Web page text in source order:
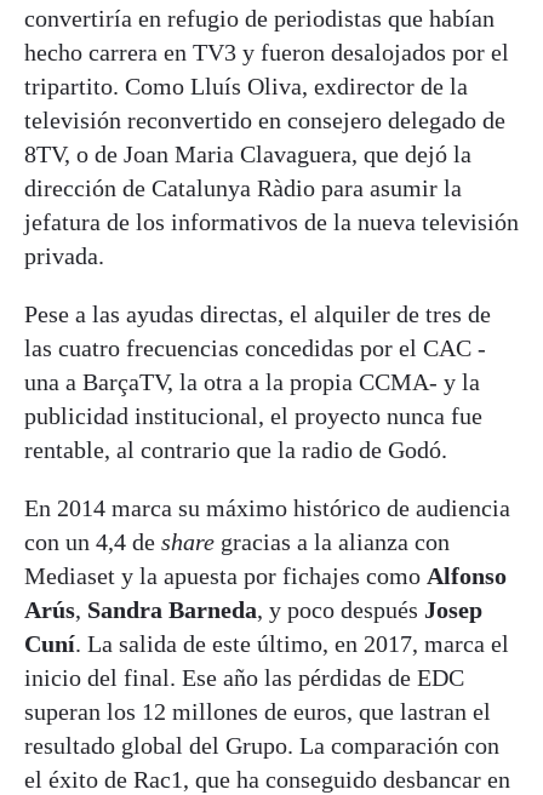
convertiría en refugio de periodistas que habían
hecho carrera en TV3 y fueron desalojados por el
tripartito. Como Lluís Oliva, exdirector de la
televisión reconvertido en consejero delegado de
8TV, o de Joan Maria Clavaguera, que dejó la
dirección de Catalunya Ràdio para asumir la
jefatura de los informativos de la nueva televisión
privada.
Pese a las ayudas directas, el alquiler de tres de
las cuatro frecuencias concedidas por el CAC -
una a BarçaTV, la otra a la propia CCMA- y la
publicidad institucional, el proyecto nunca fue
rentable, al contrario que la radio de Godó.
En 2014 marca su máximo histórico de audiencia
con un 4,4 de share gracias a la alianza con
Mediaset y la apuesta por fichajes como Alfonso
Arús, Sandra Barneda, y poco después Josep
Cuní. La salida de este último, en 2017, marca el
inicio del final. Ese año las pérdidas de EDC
superan los 12 millones de euros, que lastran el
resultado global del Grupo. La comparación con
el éxito de Rac1, que ha conseguido desbancar en